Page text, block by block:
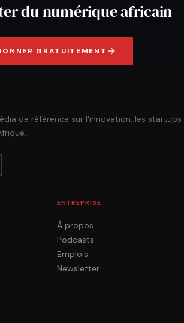
du numérique africain
GRATUITEMENT
de référence sur l'innovation, les startups
ENTREPRISE
À propos
Podcasts
Emplois
Newsletter